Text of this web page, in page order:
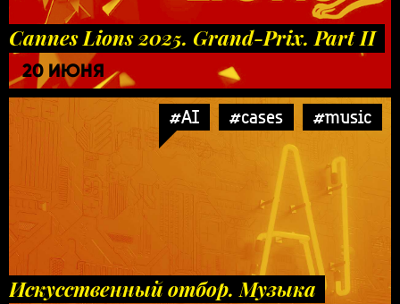
Cannes Lions 2025. Grand-Prix. Part II
20 ИЮНЯ
#AI #cases #music
Искусственный отбор. Музыка